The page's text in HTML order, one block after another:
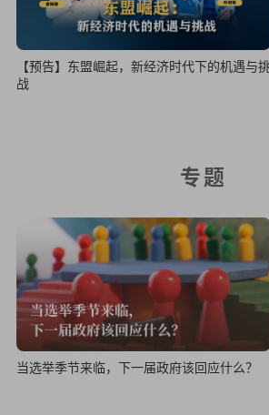
【预告】东盟崛起，新经济时代下的机遇与
战
专题
当选举季节来临，下一届政府该回应什么？